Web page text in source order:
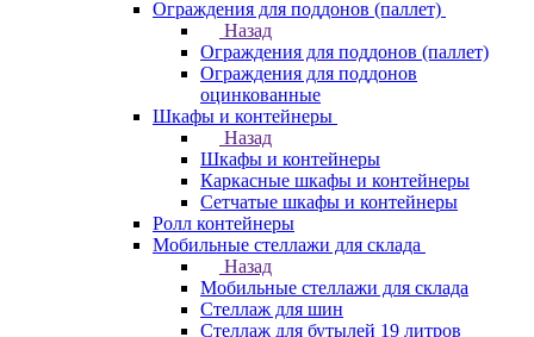
Ограждения для поддонов (паллет)
Назад
Ограждения для поддонов (паллет)
Ограждения для поддонов
оцинкованные
Шкафы и контейнеры
Назад
Шкафы и контейнеры
Каркасные шкафы и контейнеры
Сетчатые шкафы и контейнеры
Ролл контейнеры
Мобильные стеллажи для склада
Назад
Мобильные стеллажи для склада
Стеллаж для шин
Стеллаж для бутылей 19 литров